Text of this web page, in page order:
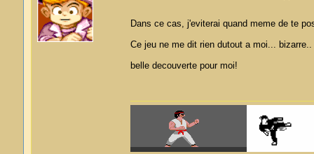
Dans ce cas, j'eviterai quand meme de te
Ce jeu ne me dit rien dutout a moi...
belle decouverte pour moi!